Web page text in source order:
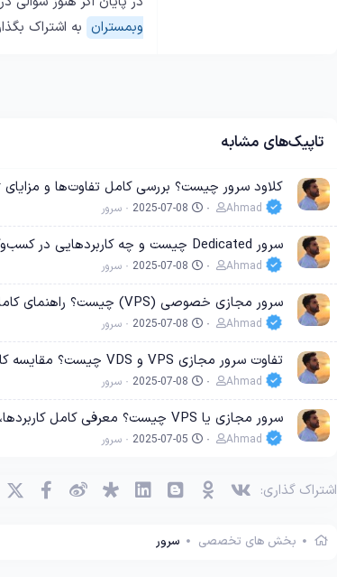
وبمستران به اشتراک
تاپیک‌های مشابه
کلاود سرور چیست؟ بررسی کامل تفاوت‌ها و مزایای Cloud Server نسبت به سرورهای سنتی
Ahmad
2025-07-08 سرور
سرور Dedicated چیست و چه کاربردهایی در کسب‌وکارهای بزرگ دارد؟
Ahmad
2025-07-08 سرور
سرور مجازی خصوصی (VPS) چیست؟ راهنمای کامل استفاده، مزایا و کاربردها
Ahmad
2025-07-08 سرور
تفاوت سرور مجازی VPS و VDS چیست؟ مقایسه کامل و راهنمای انتخاب بهترین گزینه
Ahmad
2025-07-08 سرور
سرور مجازی یا VPS چیست؟ معرفی کامل کاربردها، مزایا و نحوه انتخاب بهترین VPS برای سایت‌ها
Ahmad
2025-07-05 سرور
اشتراک گذاری: وی‌کی اوکی (OK) بلاگر لینکدین دیاسپورا ویبو فیسبوک
بخش های تخصصی سرور